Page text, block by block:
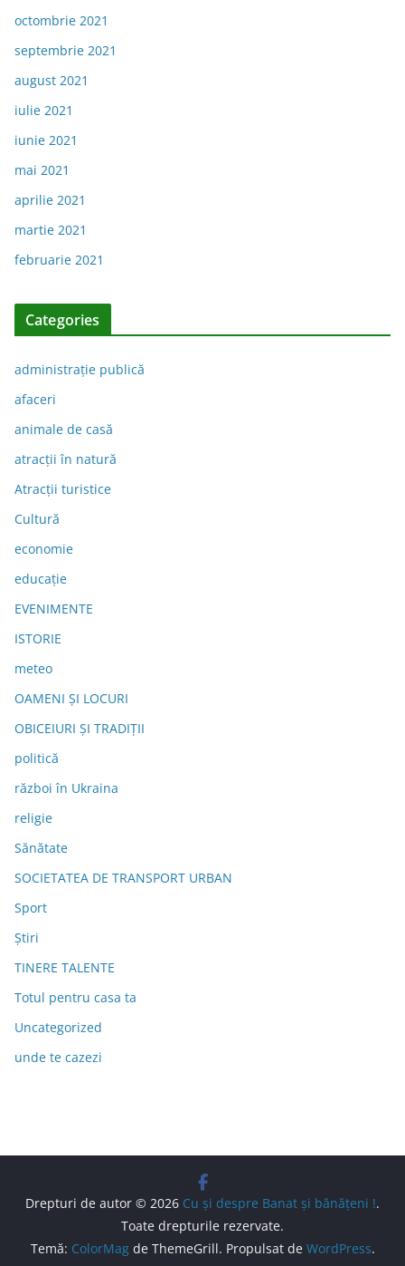
octombrie 2021
septembrie 2021
august 2021
iulie 2021
iunie 2021
mai 2021
aprilie 2021
martie 2021
februarie 2021
Categories
administraţie publică
afaceri
animale de casă
atracții în natură
Atracții turistice
Cultură
economie
educație
EVENIMENTE
ISTORIE
meteo
OAMENI ȘI LOCURI
OBICEIURI ȘI TRADIȚII
politică
război în Ukraina
religie
Sănătate
SOCIETATEA DE TRANSPORT URBAN
Sport
Știri
TINERE TALENTE
Totul pentru casa ta
Uncategorized
unde te cazezi
Drepturi de autor © 2026 Cu şi despre Banat şi bănăţeni !.
Toate drepturile rezervate.
Temă: ColorMagde ThemeGrill. Propulsat de WordPress.